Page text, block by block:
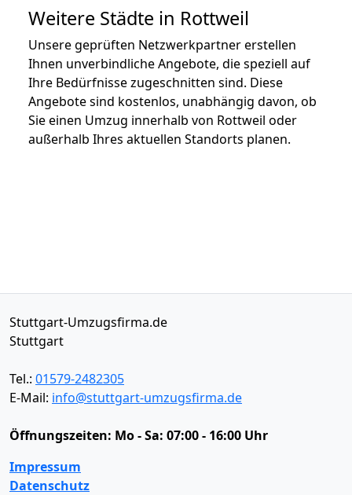
Weitere Städte in Rottweil
Unsere geprüften Netzwerkpartner erstellen
Ihnen unverbindliche Angebote, die speziell auf
Ihre Bedürfnisse zugeschnitten sind. Diese
Angebote sind kostenlos, unabhängig davon, ob
Sie einen Umzug innerhalb von Rottweil oder
außerhalb Ihres aktuellen Standorts planen.
Stuttgart-Umzugsfirma.de
Stuttgart
Tel.: 01579-2482305
E-Mail: info@stuttgart-umzugsfirma.de
Öffnungszeiten: Mo - Sa: 07:00 - 16:00 Uhr
Impressum
Datenschutz